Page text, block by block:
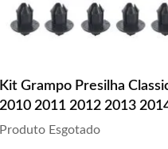
Kit Grampo Presilha
2010 2011 2012 2013
2015 2016 2017 Parabarro
Produto Esgotado